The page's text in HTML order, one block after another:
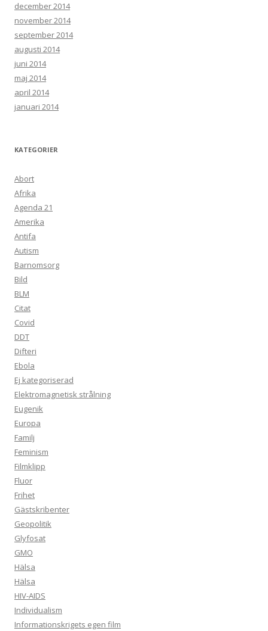
december 2014
november 2014
september 2014
augusti 2014
juni 2014
maj 2014
april 2014
januari 2014
KATEGORIER
Abort
Afrika
Agenda 21
Amerika
Antifa
Autism
Barnomsorg
Bild
BLM
Citat
Covid
DDT
Difteri
Ebola
Ej kategoriserad
Elektromagnetisk strålning
Eugenik
Europa
Familj
Feminism
Filmklipp
Fluor
Frihet
Gästskribenter
Geopolitik
Glyfosat
GMO
Hälsa
Hälsa
HIV-AIDS
Individualism
Informationskrigets egen film